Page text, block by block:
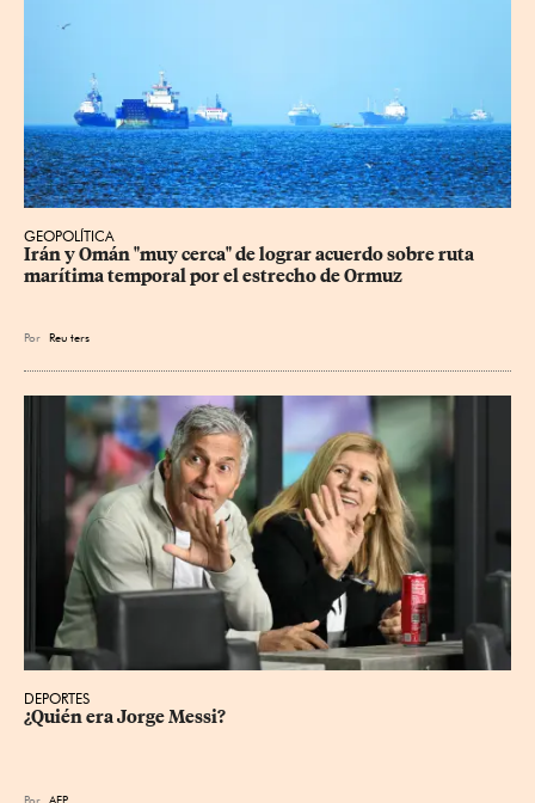
GEOPOLÍTICA
Irán y Omán "muy cerca" de lograr acuerdo sobre ruta
marítima temporal por el estrecho de Ormuz
Por Reu ters
DEPORTES
¿Quién era Jorge Messi?
Por AFP